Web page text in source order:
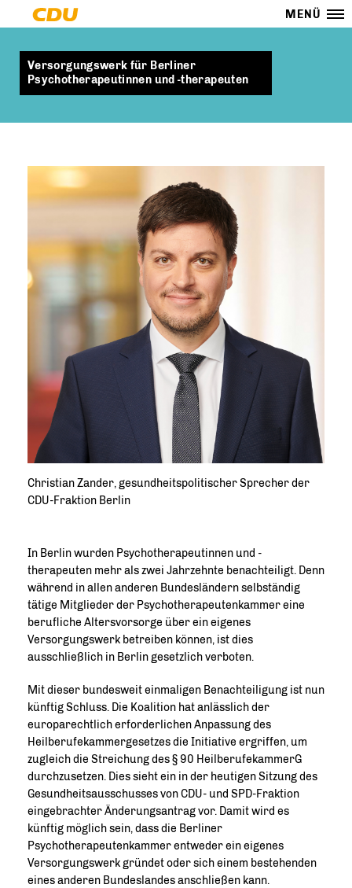
MENÜ
Versorgungswerk für Berliner
Psychotherapeutinnen und -therapeuten
Christian Zander, gesundheitspolitischer Sprecher der
CDU-Fraktion Berlin
In Berlin wurden Psychotherapeutinnen und -
therapeuten mehr als zwei Jahrzehnte benachteiligt. Denn
während in allen anderen Bundesländern selbständig
tätige Mitglieder der Psychotherapeutenkammer eine
berufliche Altersvorsorge über ein eigenes
Versorgungswerk betreiben können, ist dies
ausschließlich in Berlin gesetzlich verboten.
Mit dieser bundesweit einmaligen Benachteiligung ist nun
künftig Schluss. Die Koalition hat anlässlich der
europarechtlich erforderlichen Anpassung des
Heilberufekammergesetzes die Initiative ergriffen, um
zugleich die Streichung des § 90 HeilberufekammerG
durchzusetzen. Dies sieht ein in der heutigen Sitzung des
Gesundheitsausschusses von CDU- und SPD-Fraktion
eingebrachter Änderungsantrag vor. Damit wird es
künftig möglich sein, dass die Berliner
Psychotherapeutenkammer entweder ein eigenes
Versorgungswerk gründet oder sich einem bestehenden
eines anderen Bundeslandes anschließen kann.